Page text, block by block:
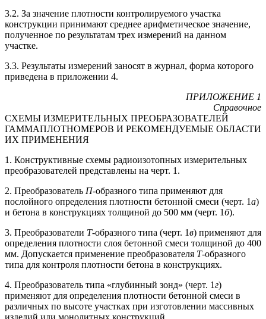
3.2. За значение плотности контролируемого участка
конструкции принимают среднее арифметическое значение,
полученное по результатам трех измерений на данном
участке.
3.3. Результаты измерений заносят в журнал, форма которого
приведена в приложении 4.
ПРИЛОЖЕНИЕ 1
Справочное
СХЕМЫ ИЗМЕРИТЕЛЬНЫХ ПРЕОБРАЗОВАТЕЛЕЙ
ГАММАПЛОТНОМЕРОВ И РЕКОМЕНДУЕМЫЕ ОБЛАСТИ
ИХ ПРИМЕНЕНИЯ
1. Конструктивные схемы радиоизотопных измерительных
преобразователей представлены на черт. 1.
2. Преобразователь П-образного типа применяют для
послойного определения плотности бетонной смеси (черт. 1а)
и бетона в конструкциях толщиной до 500 мм (черт. 1б).
3. Преобразователи Т-образного типа (черт. 1в) применяют для
определения плотности слоя бетонной смеси толщиной до 400
мм. Допускается применение преобразователя Т-образного
типа для контроля плотности бетона в конструкциях.
4. Преобразователь типа «глубинный зонд» (черт. 1г)
применяют для определения плотности бетонной смеси в
различных по высоте участках при изготовлении массивных
изделий или монолитных конструкций.